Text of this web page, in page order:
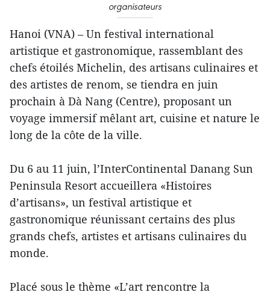
organisateurs
Hanoi (VNA) – Un festival international
artistique et gastronomique, rassemblant des
chefs étoilés Michelin, des artisans culinaires et
des artistes de renom, se tiendra en juin
prochain à Dà Nang (Centre), proposant un
voyage immersif mêlant art, cuisine et nature le
long de la côte de la ville.
Du 6 au 11 juin, l’InterContinental Danang Sun
Peninsula Resort accueillera «Histoires
d’artisans», un festival artistique et
gastronomique réunissant certains des plus
grands chefs, artistes et artisans culinaires du
monde.
Placé sous le thème «L’art rencontre la